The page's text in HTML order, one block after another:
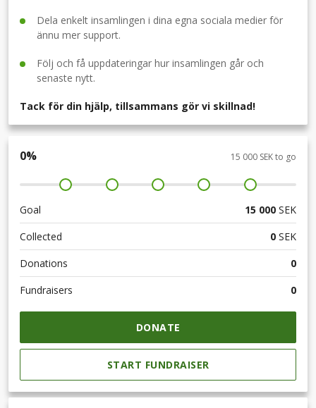
Dela enkelt insamlingen i dina egna sociala medier för
ännu mer support.
Följ och få uppdateringar hur insamlingen går och
senaste nytt.
Tack för din hjälp, tillsammans gör vi skillnad!
0% 15 000 SEK to go
Goal 15 000 SEK
Collected
0 SEK
Donations
0
Fundraisers
0
DONATE
START FUNDRAISER